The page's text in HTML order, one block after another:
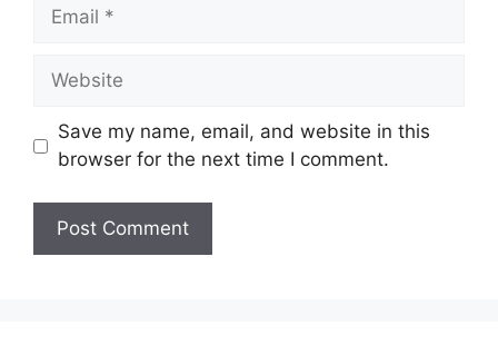
Website
Save my name, email, and website in this
browser for the next time I comment.